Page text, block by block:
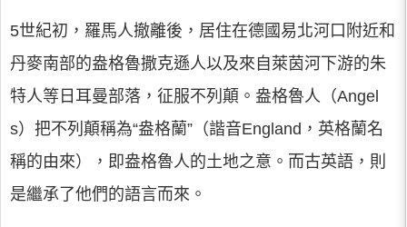
5世紀初，羅馬人撤離後，居住在德國易北河口附近和
丹麥南部的盎格魯撒克遜人以及來自萊茵河下游的朱
特人等日耳曼部落，征服不列顛。盎格魯人（Angel
s）把不列顛稱為“盎格蘭”（諧音England，英格蘭名
稱的由來），即盎格魯人的土地之意。而古英語，則
是繼承了他們的語言而來。